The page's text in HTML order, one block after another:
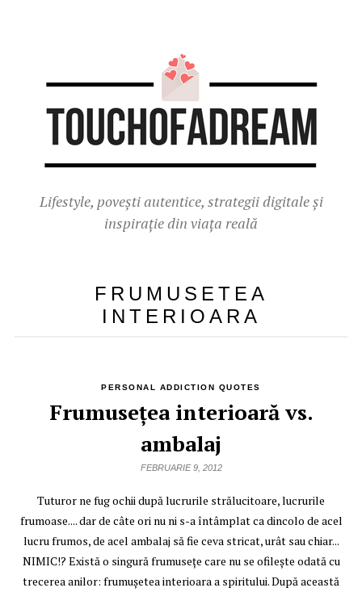
Lifestyle, povești autentice, strategii digitale și
inspirație din viața reală
FRUMUSETEA
INTERIOARA
PERSONAL ADDICTION QUOTES
Frumuseţea interioară vs.
ambalaj
FEBRUARIE 9, 2012
Tuturor ne fug ochii după lucrurile strălucitoare, lucrurile
frumoase.... dar de câte ori nu ni s-a întâmplat ca dincolo de acel
lucru frumos, de acel ambalaj să fie ceva stricat, urât sau chiar...
NIMIC!? Există o singură frumuseţe care nu se ofileşte odată cu
trecerea anilor: frumuşetea interioara a spiritului. După această